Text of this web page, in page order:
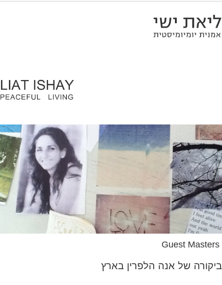
Guest Masters
ביקורה של אנה הלפרין בארץ